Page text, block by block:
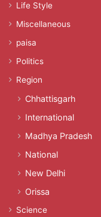
Life Style
Miscellaneous
paisa
Politics
Region
Chhattisgarh
International
Madhya Pradesh
National
New Delhi
Orissa
Science